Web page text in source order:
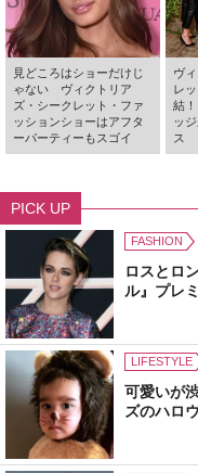
見どころはショーだけじ
ゃない ヴィクトリア
ズ・シークレット・ファ
ッションショーはアフタ
ーパーティーもスゴイ
ヴ
レ
結
ッ
ス
PICK UP
FASHION
ロスとロ
ル』プレ
LIFESTYLE
可愛いが
ズのハロ